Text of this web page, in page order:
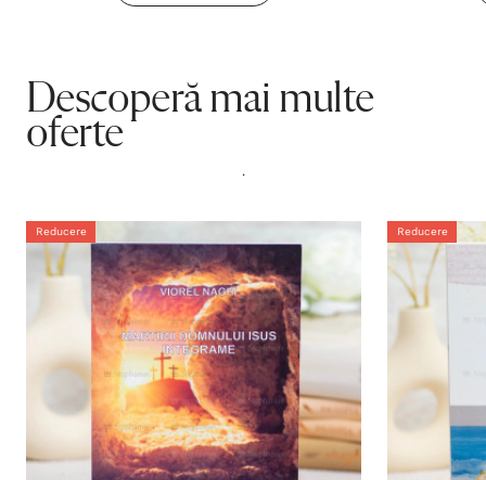
Descoperă mai multe
oferte
.
Reducere Reducere